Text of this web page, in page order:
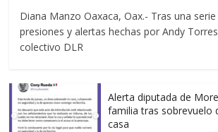
Diana Manzo Oaxaca, Oax.- Tras una
presiones y alertas hechas por Andy
colectivo DLR
Alerta diputada de
familia tras sobrevuelo
casa